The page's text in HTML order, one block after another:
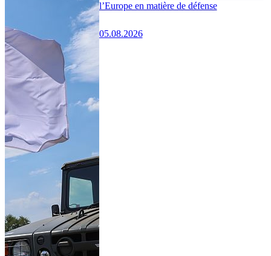
l’Europe en matière de défense
05.08.2026